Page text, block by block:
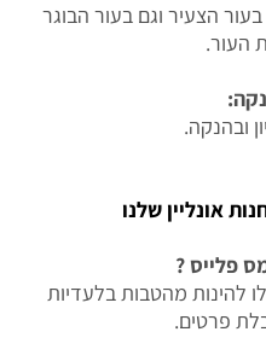
הצעיר וגם בעור הבוגר
העור.
ובהנקה.
אונליין שלנו
פלייס ?
להינות מהטבות בלעדיות
פרטים.